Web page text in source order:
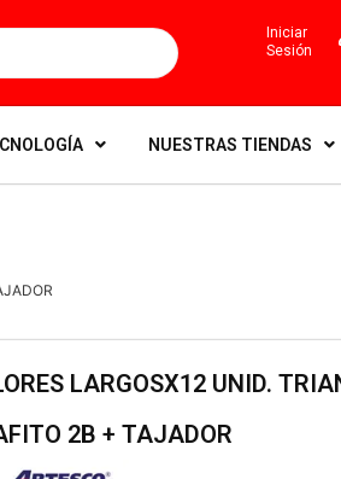
Iniciar
Sesión
NUESTRAS TIENDAS
LARGOSX12 UNID.
2B + TAJADOR